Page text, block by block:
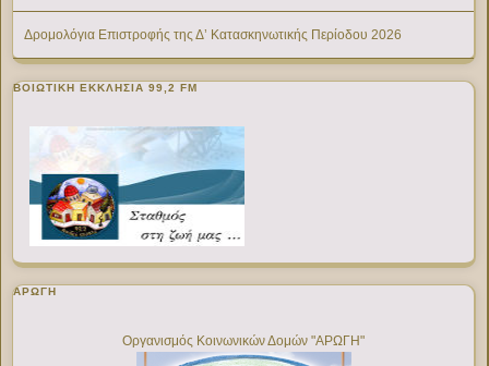
Δρομολόγια Επιστροφής της Δ’ Κατασκηνωτικής Περίοδου 2026
ΒΟΙΩΤΙΚΉ ΕΚΚΛΗΣΊΑ 99,2 FM
ΑΡΩΓΗ
Οργανισμός Κοινωνικών Δομών "ΑΡΩΓΗ"